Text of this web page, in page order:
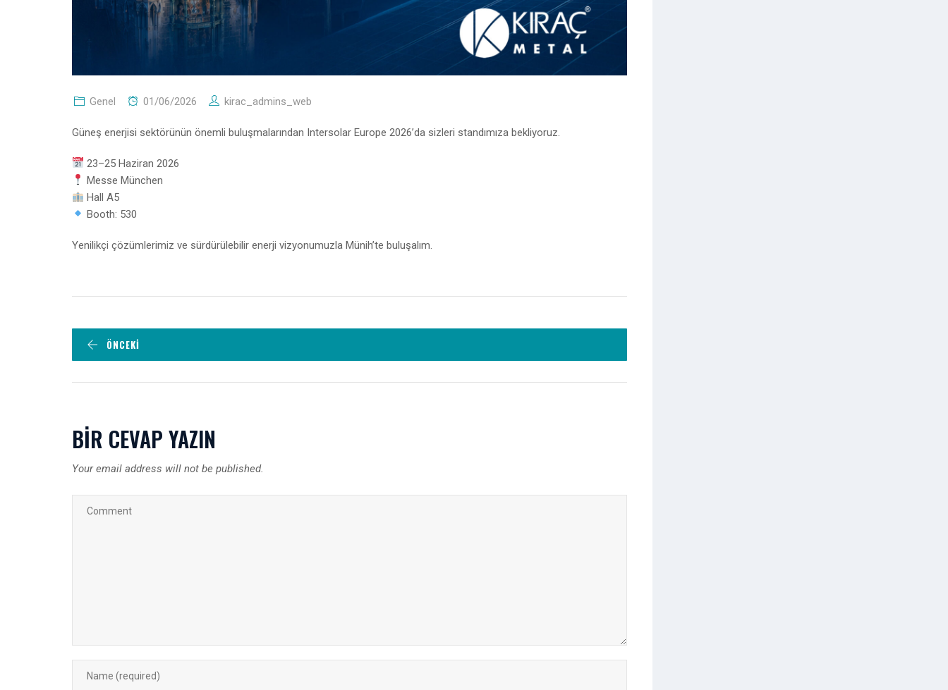
Genel 01/06/2026 kirac_admins_web
Güneş enerjisi sektörünün önemli buluşmalarından Intersolar Europe 2026’da sizleri standımıza bekliyoruz.
23–25 Haziran 2026
Messe München
Hall A5
Booth: 530
Yenilikçi çözümlerimiz ve sürdürülebilir enerji vizyonumuzla Münih’te buluşalım.
ÖNCEKI
BIR CEVAP YAZIN
Your email address will not be published.